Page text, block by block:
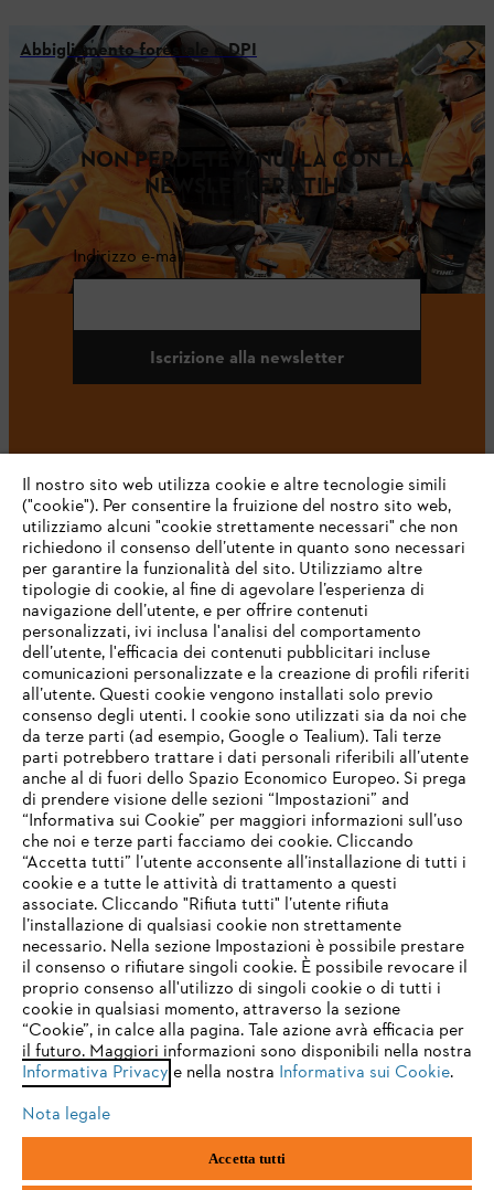
Abbigliamento forestale e DPI
NON PERDETEVI NULLA CON LA
NEWSLETTER STIHL
Indirizzo e-mail
Iscrizione alla newsletter
#STIHL
L’azienda
STIHL FAQ
Service
Termini e condizioni generali Privacy policy
Note legali Cookies Informazioni legali
Andreas STIHL S.p.A. - Viale delle Industrie, 15
20040 Cambiago (MI)
Email:info@stihl.it
PEC:amministrazione@stihl-pec.it
Numero di partita IVA: 09883420151.
Società a socio unico, soggetta a direzione e coordinamento di Andreas
IHR BROWSER WIRD NICHT
UNTERSTÜTZT
Sie nutzen einen Browser, den wir noch nicht unterstützen. Für
eine optimale Nutzung unserer Seite empfehlen wir Ihnen, zu
einem der folgenden Browser zu wechseln:
firefox chrome
safari edge
Il nostro sito web utilizza cookie e altre tecnologie simili
("cookie"). Per consentire la fruizione del nostro sito web,
utilizziamo alcuni "cookie strettamente necessari" che non
richiedono il consenso dell’utente in quanto sono necessari
per garantire la funzionalità del sito. Utilizziamo altre
tipologie di cookie, al fine di agevolare l’esperienza di
navigazione dell’utente, e per offrire contenuti
personalizzati, ivi inclusa l'analisi del comportamento
dell’utente, l'efficacia dei contenuti pubblicitari incluse
comunicazioni personalizzate e la creazione di profili riferiti
all’utente. Questi cookie vengono installati solo previo
consenso degli utenti. I cookie sono utilizzati sia da noi che
da terze parti (ad esempio, Google o Tealium). Tali terze
parti potrebbero trattare i dati personali riferibili all’utente
anche al di fuori dello Spazio Economico Europeo. Si prega
di prendere visione delle sezioni “Impostazioni” and
“Informativa sui Cookie” per maggiori informazioni sull’uso
che noi e terze parti facciamo dei cookie. Cliccando
“Accetta tutti” l’utente acconsente all’installazione di tutti i
cookie e a tutte le attività di trattamento a questi
associate. Cliccando "Rifiuta tutti" l’utente rifiuta
l’installazione di qualsiasi cookie non strettamente
necessario. Nella sezione Impostazioni è possibile prestare
il consenso o rifiutare singoli cookie. È possibile revocare il
proprio consenso all'utilizzo di singoli cookie o di tutti i
cookie in qualsiasi momento, attraverso la sezione
“Cookie”, in calce alla pagina. Tale azione avrà efficacia per
il futuro. Maggiori informazioni sono disponibili nella nostra
Informativa Privacy e nella nostra Informativa sui Cookie.
Nota legale
Accetta tutti